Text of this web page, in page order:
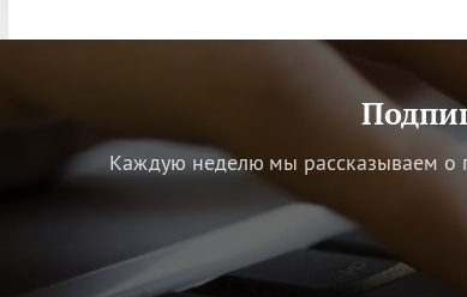
Каждую неделю мы рассказываем о